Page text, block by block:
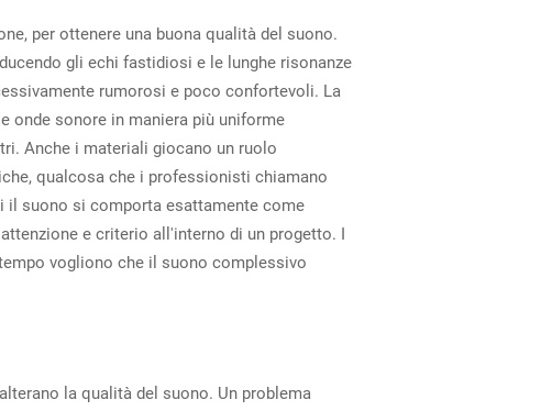
per ottenere una buona qualità del suono.
gli echi fastidiosi e le lunghe risonanze
rumorosi e poco confortevoli. La
onde sonore in maniera più uniforme
Anche i materiali giocano un ruolo
qualcosa che i professionisti chiamano
il suono si comporta esattamente come
e criterio all'interno di un progetto. I
vogliono che il suono complessivo
la qualità del suono. Un problema